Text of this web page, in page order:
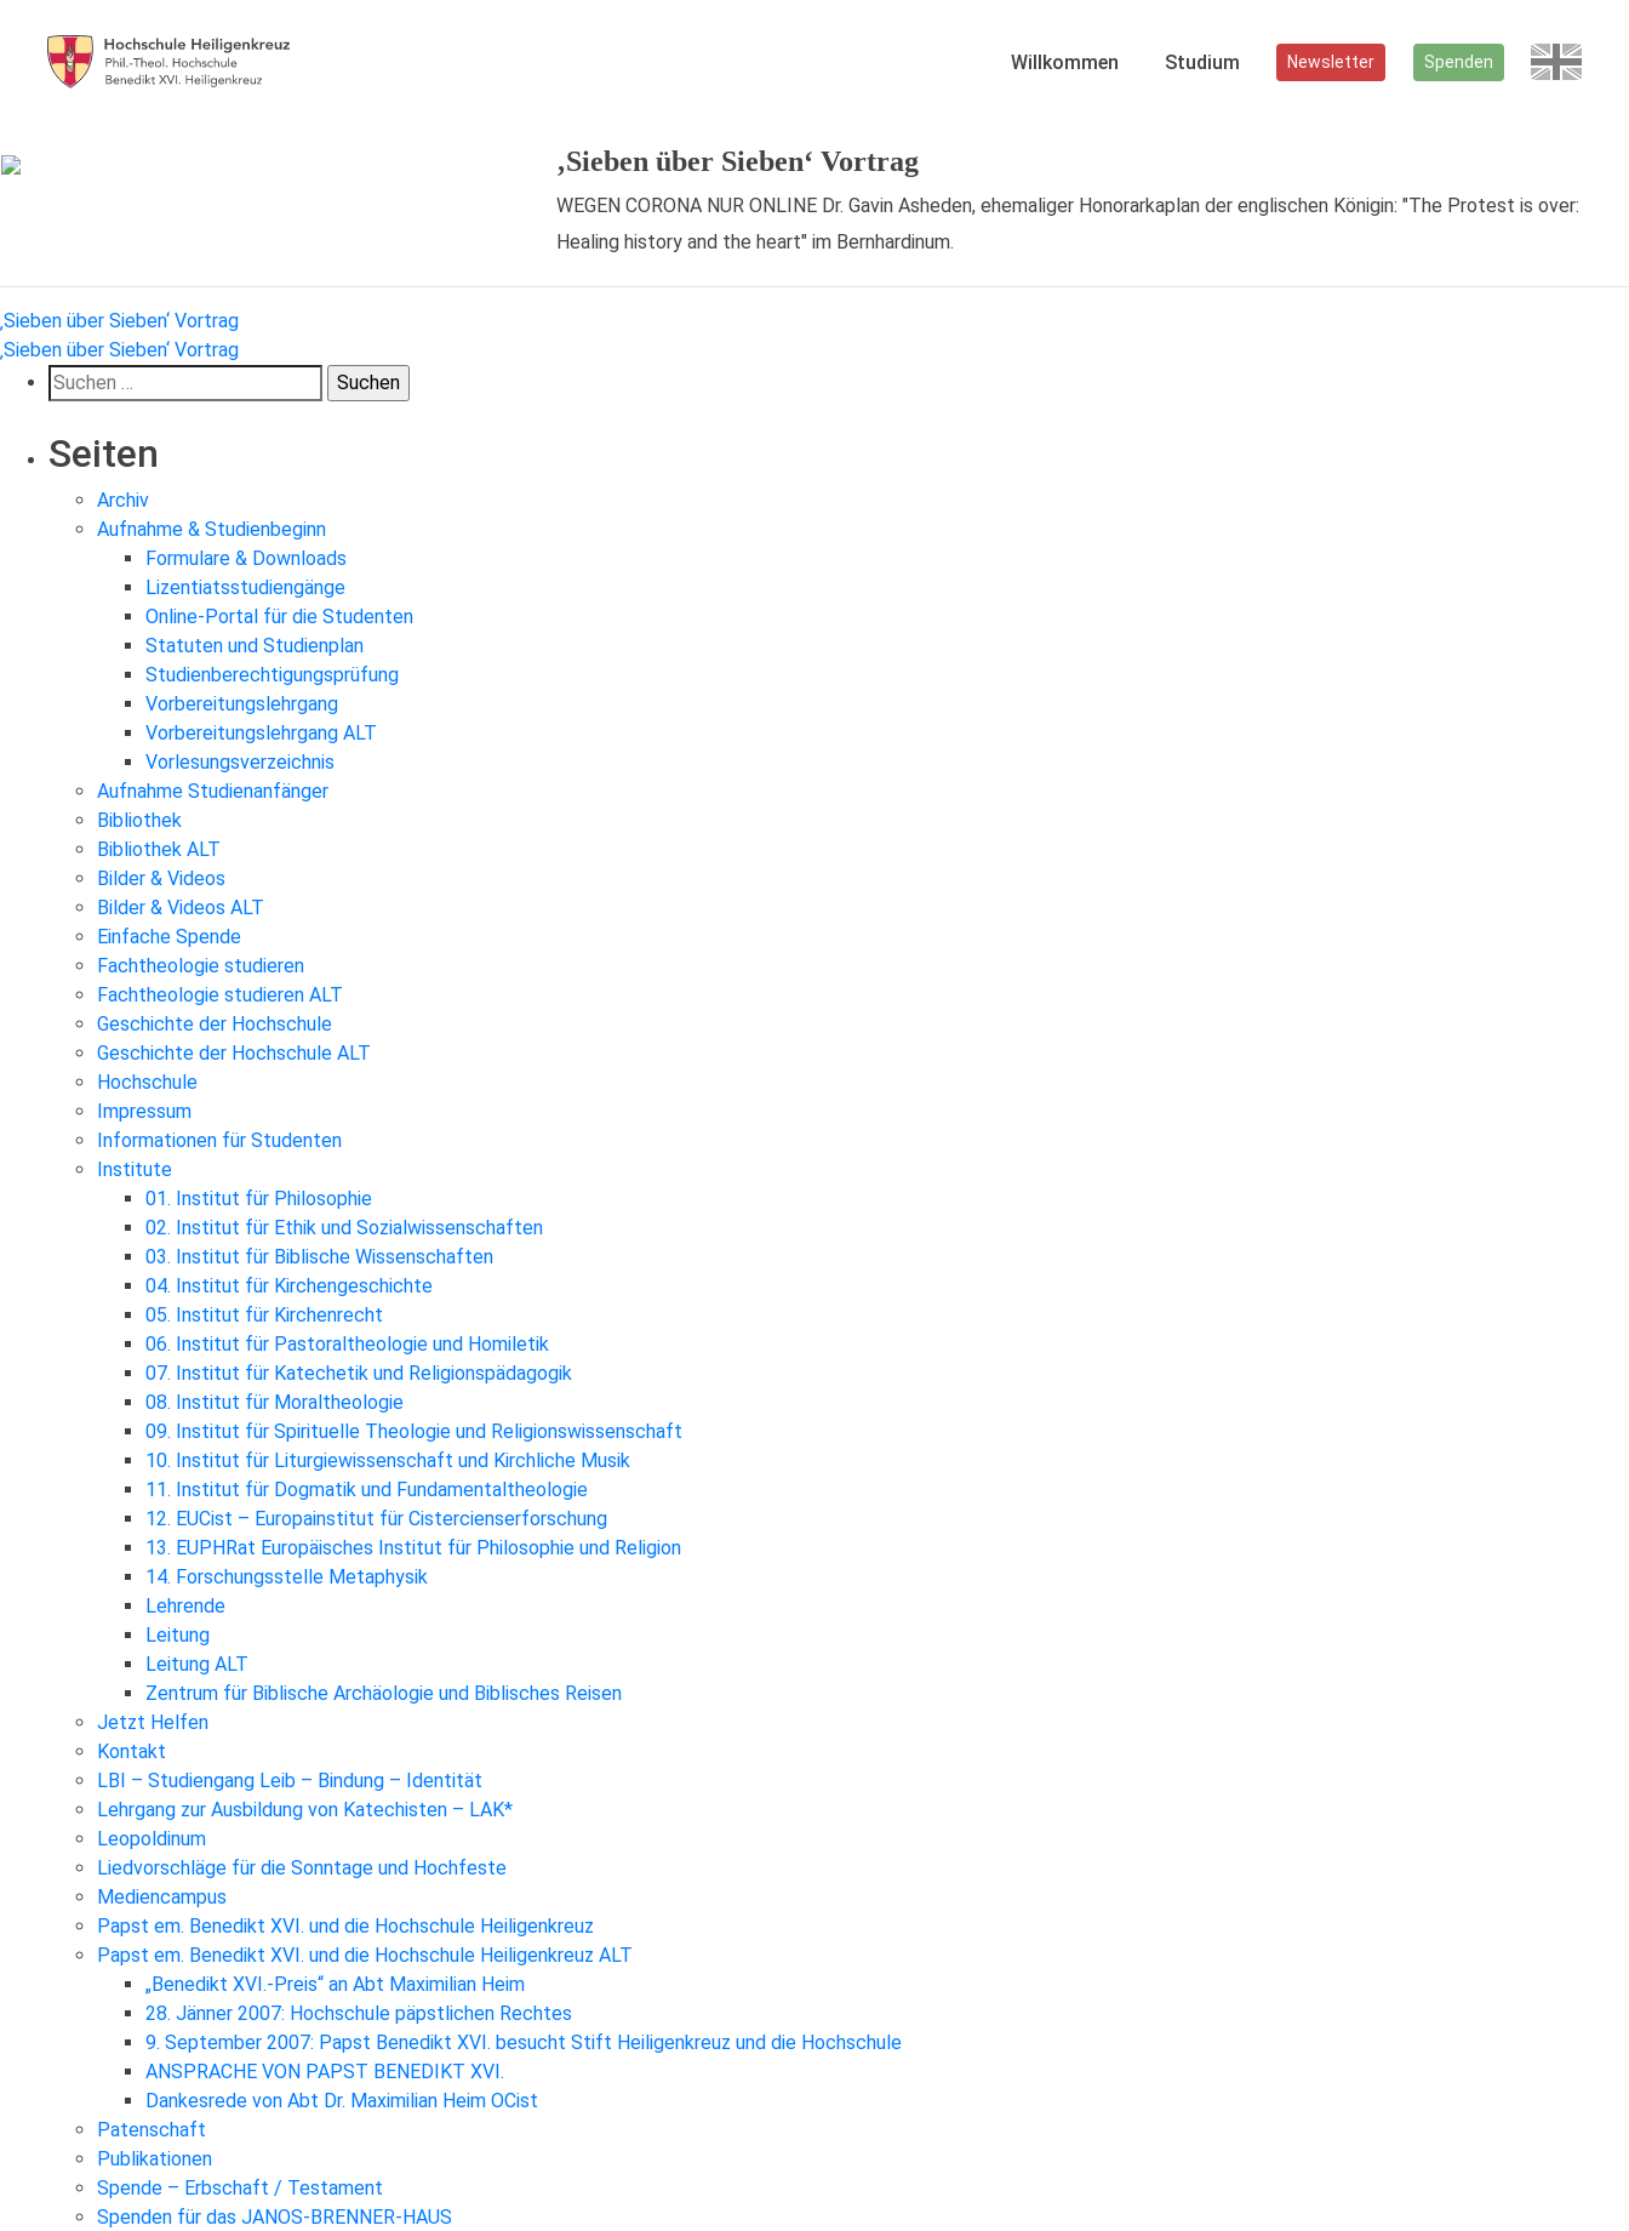
Willkommen Studium Newsletter Spenden
‚Sieben über Sieben‘ Vortrag
WEGEN CORONA NUR ONLINE Dr. Gavin Asheden, ehemaliger Honorarkaplan der englischen Königin: "The Protest is over:
Healing history and the heart" im Bernhardinum.
Beitragsnavigation
‚Sieben über Sieben‘ Vortrag
‚Sieben über Sieben‘ Vortrag
Suchen
nach:
Seiten
Archiv
Aufnahme & Studienbeginn
Formulare & Downloads
Lizentiatsstudiengänge
Online-Portal für die Studenten
Statuten und Studienplan
Studienberechtigungsprüfung
Vorbereitungslehrgang
Vorbereitungslehrgang ALT
Vorlesungsverzeichnis
Aufnahme Studienanfänger
Bibliothek
Bibliothek ALT
Bilder & Videos
Bilder & Videos ALT
Einfache Spende
Fachtheologie studieren
Fachtheologie studieren ALT
Geschichte der Hochschule
Geschichte der Hochschule ALT
Hochschule
Impressum
Informationen für Studenten
Institute
01. Institut für Philosophie
02. Institut für Ethik und Sozialwissenschaften
03. Institut für Biblische Wissenschaften
04. Institut für Kirchengeschichte
05. Institut für Kirchenrecht
06. Institut für Pastoraltheologie und Homiletik
07. Institut für Katechetik und Religionspädagogik
08. Institut für Moraltheologie
09. Institut für Spirituelle Theologie und Religionswissenschaft
10. Institut für Liturgiewissenschaft und Kirchliche Musik
11. Institut für Dogmatik und Fundamentaltheologie
12. EUCist – Europainstitut für Cistercienserforschung
13. EUPHRat Europäisches Institut für Philosophie und Religion
14. Forschungsstelle Metaphysik
Lehrende
Leitung
Leitung ALT
Zentrum für Biblische Archäologie und Biblisches Reisen
Jetzt Helfen
Kontakt
LBI – Studiengang Leib – Bindung – Identität
Lehrgang zur Ausbildung von Katechisten – LAK*
Leopoldinum
Liedvorschläge für die Sonntage und Hochfeste
Mediencampus
Papst em. Benedikt XVI. und die Hochschule Heiligenkreuz
Papst em. Benedikt XVI. und die Hochschule Heiligenkreuz ALT
„Benedikt XVI.-Preis“ an Abt Maximilian Heim
28. Jänner 2007: Hochschule päpstlichen Rechtes
9. September 2007: Papst Benedikt XVI. besucht Stift Heiligenkreuz und die Hochschule
ANSPRACHE VON PAPST BENEDIKT XVI.
Dankesrede von Abt Dr. Maximilian Heim OCist
Patenschaft
Publikationen
Spende – Erbschaft / Testament
Spenden für das JANOS-BRENNER-HAUS